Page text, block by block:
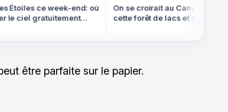
Étoiles ce week-end: où
le ciel gratuitement
On se croirait au Canada, mais
cette forêt de lacs et de sapins est
être parfaite sur le papier.